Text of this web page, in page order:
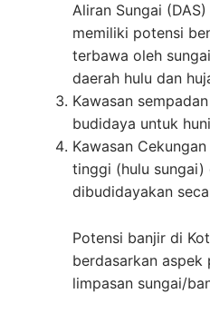
Aliran Sungai
memiliki potensi
terbawa oleh
daerah hulu dan
Kawasan
budidaya untuk
Kawasan
tinggi (hulu sungai)
dibudidayakan
Potensi banjir di
berdasarkan
limpasan sungai/